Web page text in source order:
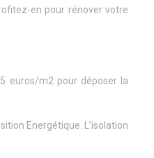
en pour rénover votre
euros/m2 pour déposer la
Energétique. L’isolation